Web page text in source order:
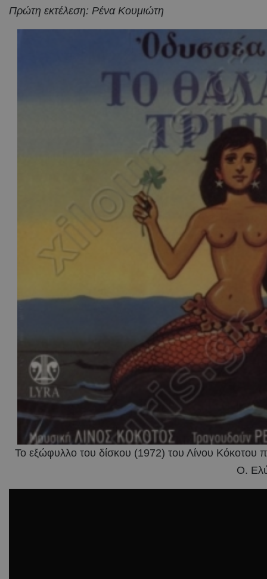
Πρώτη εκτέλεση: Ρένα Κουμιώτη
Το εξώφυλλο του δίσκου (1972) του Λίνου Κόκοτου
Ο.